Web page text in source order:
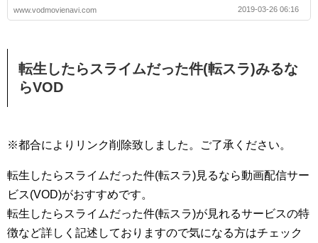
www.vodmovienavi.com 2019-03-26 06:16
転生したらスライムだった件(転スラ)みるな
らVOD
※都合によりリンク削除致しました。ご了承ください。
転生したらスライムだった件(転スラ)見るなら動画配信サー
ビス(VOD)がおすすめです。
転生したらスライムだった件(転スラ)が見れるサービスの特
徴など詳しく記述しておりますので気になる方はチェック